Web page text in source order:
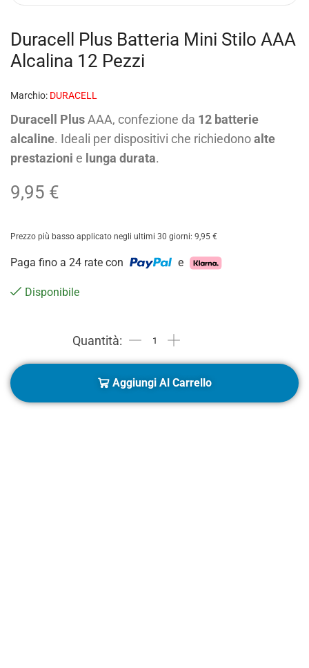
Duracell Plus Batteria Mini Stilo AAA
Alcalina 12 Pezzi
Marchio: DURACELL
Duracell PlusAAA, confezione da 12 batterie
alcaline. Ideali per dispositivi che richiedonoalte
prestazioni e lunga durata.
9,95 €
Prezzo più basso applicato negli ultimi 30 giorni: 9,95 €
Paga fino a 24 rate con e
Disponibile
Aggiungi Al Carrello